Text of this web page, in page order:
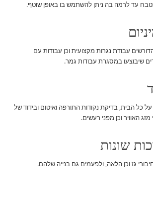
עד לרמה בה ניתן להשתמש בו באופן שוטף.
עבודת נגרות מקצועית וכן עבודות עם
שיבוצעו במסגרת עבודות גמר.
כל הבית, בדיקת נקודות התורפה ואיטום ובידוד של
האוויר וכן מפני רעשים.
שונות
גז וכן הלאה, ולפעמים גם בנייה שלהם.